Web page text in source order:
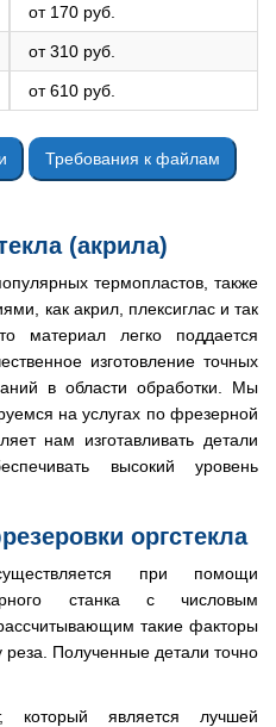
от 170 руб.
от 310 руб.
от 610 руб.
Требования к файлам
(акрила)
термопластов, также
как акрил, плексиглас и так
материал легко поддается
изготовление точных
в области обработки. Мы
на услугах по фрезерной
нам изготавливать детали
высокий уровень
оргстекла
при помощи
станка с числовым
такие факторы
реза. Полученные детали точно
является лучшей